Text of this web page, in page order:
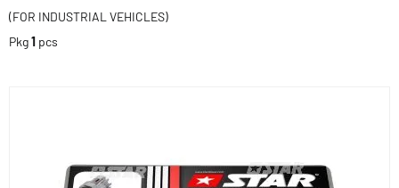
(FOR INDUSTRIAL VEHICLES)
Pkg1 pcs